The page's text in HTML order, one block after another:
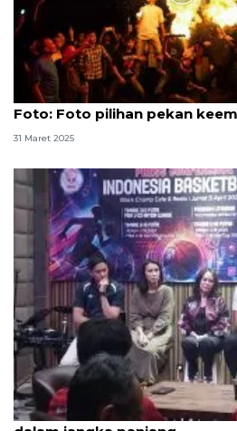
Foto
Foto: Foto pilihan pekan
31 Maret 2025
Pelatih rancang timnas